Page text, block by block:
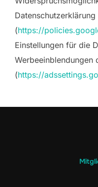
(https://
Einstellungen für die
Werbeeinblendungen
(https://